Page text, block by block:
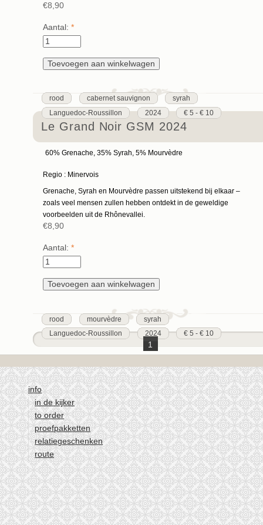
€8,90
Aantal: *
rood cabernet sauvignon
syrah
Languedoc-Roussillon
2024 € 5 - € 10
Le Grand Noir GSM 2024
60% Grenache, 35% Syrah, 5% Mourvèdre
Regio : Minervois
Grenache, Syrah en Mourvèdre passen uitstekend bij elkaar –
zoals veel mensen zullen hebben ontdekt in de geweldige
voorbeelden uit de Rhônevallei.
€8,90
Aantal: *
rood mourvèdre
syrah
Languedoc-Roussillon
2024 € 5 - € 10
1
3
4
5
6
7
8
9
…
volgende ›
laatste »
info
in de kijker
to order
proefpakketten
relatiegeschenken
route